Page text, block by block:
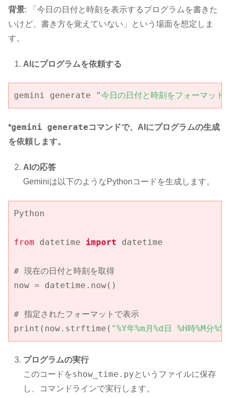
背景: 「今日の日付と時刻を表示するプログラムを書きた
いけど、書き方を覚えていない」という場面を想定しま
す。
AIにプログラムを依頼する
gemini generate "今日の日付と時刻をフォーマッ
*gemini generateコマンドで、AIにプログラムの生成
を依頼します。
AIの応答
Geminiは以下のようなPythonコードを生成します。
Python
from datetime import datetime
# 現在の日付と時刻を取得
now = datetime.now()
# 指定されたフォーマットで表示
print(now.strftime( "%Y年%m月%d日 %H時%M分%S
プログラムの実行
このコードをshow_time.py というファイルに保存
し、コマンドラインで実行します。